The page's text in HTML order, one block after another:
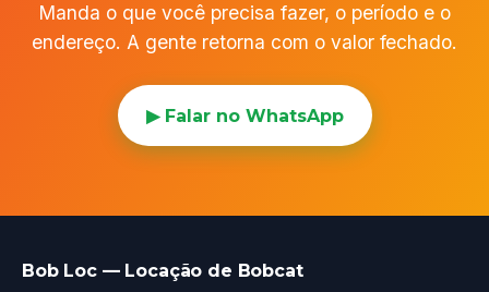
Manda o que você precisa fazer, o período e o
endereço. A gente retorna com o valor fechado.
▶ Falar no WhatsApp
Bob Loc — Locação de Bobcat